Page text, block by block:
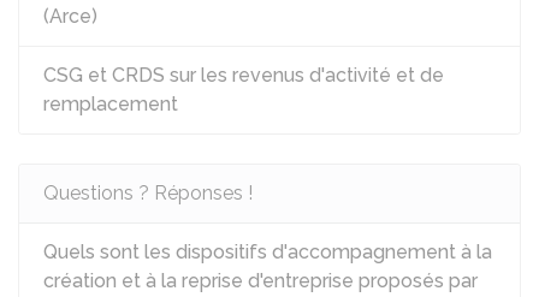
(Arce)
CSG et CRDS sur les revenus d'activité et de
remplacement
Questions ? Réponses !
Quels sont les dispositifs d'accompagnement à la
création et à la reprise d'entreprise proposés par